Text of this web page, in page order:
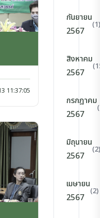
11:37:05
กันยายน
2567
(1)
สิงหาคม
2567
กรกฎาคม
2567
มิถุนายน
2567
(2)
เมษายน
2567
(2)